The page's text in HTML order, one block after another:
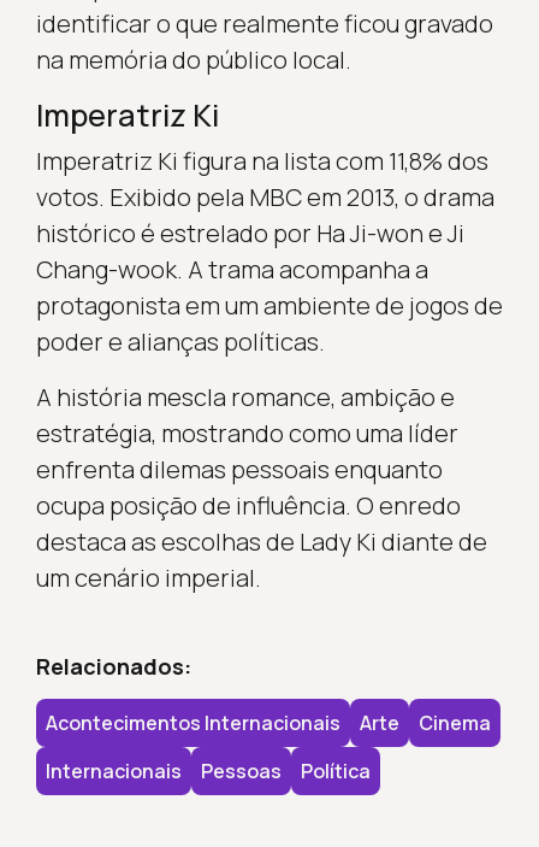
identificar o que realmente ficou gravado
na memória do público local.
Imperatriz Ki
Imperatriz Ki figura na lista com 11,8% dos
votos. Exibido pela MBC em 2013, o drama
histórico é estrelado por Ha Ji-won e Ji
Chang-wook. A trama acompanha a
protagonista em um ambiente de jogos de
poder e alianças políticas.
A história mescla romance, ambição e
estratégia, mostrando como uma líder
enfrenta dilemas pessoais enquanto
ocupa posição de influência. O enredo
destaca as escolhas de Lady Ki diante de
um cenário imperial.
Relacionados:
Acontecimentos Internacionais Arte
Cinema
Internacionais
Pessoas Política